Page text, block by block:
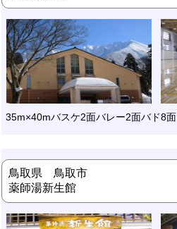
35m×40mバスケ2面バレー2面バド8面
鳥取県 鳥取市
薬師湯新生館